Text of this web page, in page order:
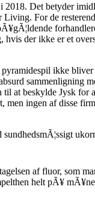
Det betyder
For de
der ikke er et
ikke
sammenligning
at beskylde Jysk
ingen af disse
af fluor, som
helt pÃ¥